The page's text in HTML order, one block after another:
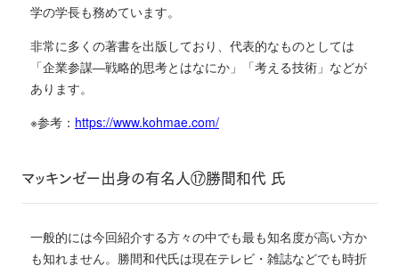
学の学長も務めています。
非常に多くの著書を出版しており、代表的なものとしては
「企業参謀―戦略的思考とはなにか」「考える技術」などが
あります。
※参考： https://www.kohmae.com/
マッキンゼー出身の有名人⑰勝間和代 氏
一般的には今回紹介する方々の中でも最も知名度が高い方か
も知れません。勝間和代氏は現在テレビ・雑誌などでも時折